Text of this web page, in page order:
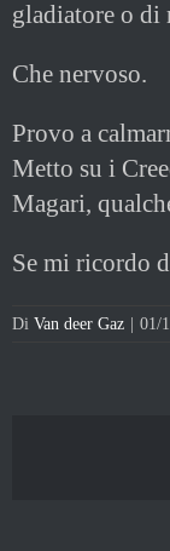
gladiatore o di
Che nervoso.
Provo a
Metto su i
Magari,
Se mi ricordo
Di Van deer Gaz 01/